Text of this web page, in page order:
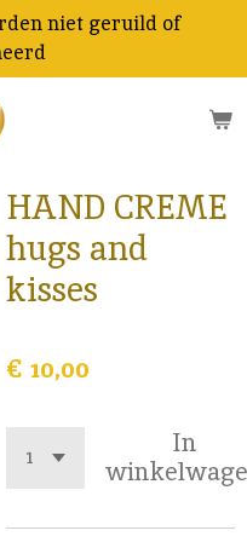
niet geruild of
HAND CREME
hugs and
kisses
€ 10,00
In